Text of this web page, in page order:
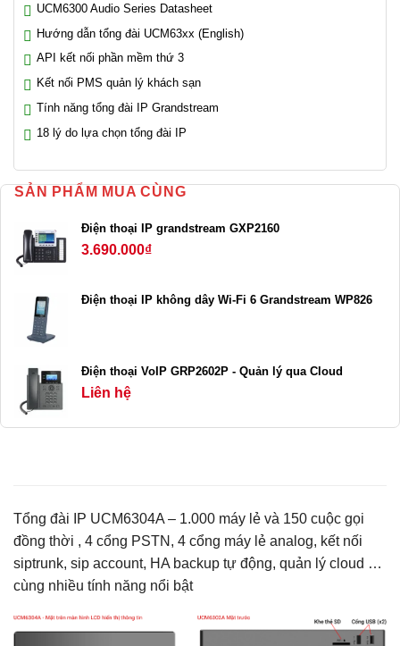
UCM6300 Audio Series Datasheet
Hướng dẫn tổng đài UCM63xx (English)
API kết nối phần mềm thứ 3
Kết nối PMS quản lý khách sạn
Tính năng tổng đài IP Grandstream
18 lý do lựa chọn tổng đài IP
SẢN PHẨM MUA CÙNG
Điện thoại IP grandstream GXP2160
3.690.000₫
Điện thoại IP không dây Wi-Fi 6 Grandstream WP826
Điện thoại VoIP GRP2602P - Quản lý qua Cloud
Liên hệ
Tổng đài IP UCM6304A – 1.000 máy lẻ và 150 cuộc gọi
đồng thời , 4 cổng PSTN, 4 cổng máy lẻ analog, kết nối
siptrunk, sip account, HA backup tự động, quản lý cloud …
cùng nhiều tính năng nổi bật